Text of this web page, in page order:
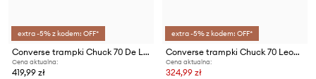
extra -5% z kodem: OFF*
Converse trampki Chuck 70 De Luxe Pointed
Cena aktualna:
419,99 zł
extra -5% z kodem: OFF*
Converse trampki Chuck 70 Leopard
Cena aktualna:
324,99 zł